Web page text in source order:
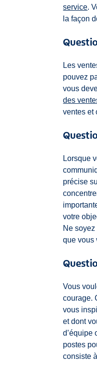
service.
la façon
Les
pouvez
vous
des
ventes et
Lorsque
précise
votre
Ne
que vous
Vous
courage.
vous
et dont
d’équipe
postes
consiste